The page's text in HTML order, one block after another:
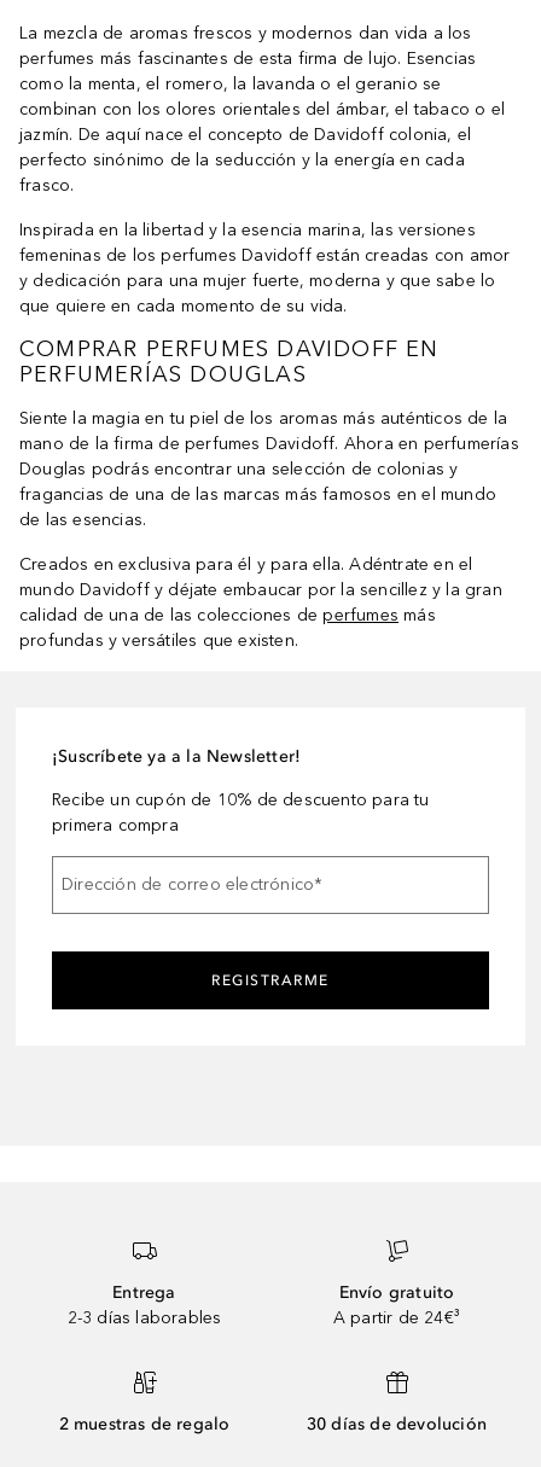
La mezcla de aromas frescos y modernos dan vida a los
perfumes más fascinantes de esta firma de lujo. Esencias
como la menta, el romero, la lavanda o el geranio se
combinan con los olores orientales del ámbar, el tabaco o el
jazmín. De aquí nace el concepto de Davidoff colonia, el
perfecto sinónimo de la seducción y la energía en cada
frasco.
Inspirada en la libertad y la esencia marina, las versiones
femeninas de los perfumes Davidoff están creadas con amor
y dedicación para una mujer fuerte, moderna y que sabe lo
que quiere en cada momento de su vida.
COMPRAR PERFUMES DAVIDOFF EN
PERFUMERÍAS DOUGLAS
Siente la magia en tu piel de los aromas más auténticos de la
mano de la firma de perfumes Davidoff. Ahora en perfumerías
Douglas podrás encontrar una selección de colonias y
fragancias de una de las marcas más famosos en el mundo
de las esencias.
Creados en exclusiva para él y para ella. Adéntrate en el
mundo Davidoff y déjate embaucar por la sencillez y la gran
calidad de una de las colecciones deperfumes más
profundas y versátiles que existen.
¡Suscríbete ya a la Newsletter!
Recibe un cupón de 10% de descuento para tu
primera compra
Dirección de correo electrónico*
REGISTRARME
Entrega
2-3 días laborables
Envío gratuito
A partir de 24€³
2 muestras de regalo 30 días de devolución